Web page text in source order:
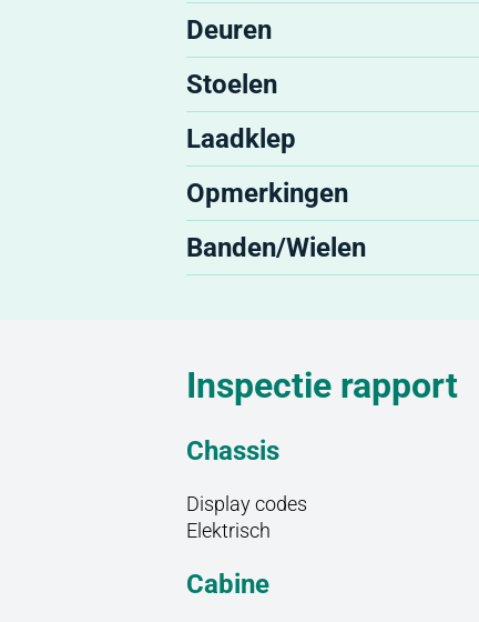
Deuren
Stoelen
Laadklep
Opmerkingen
Banden/Wielen
Inspectie rapport
Chassis
Display codes
Elektrisch
Cabine